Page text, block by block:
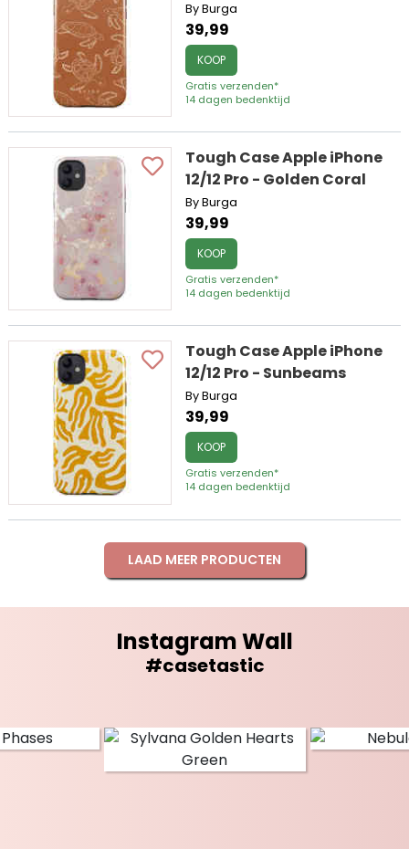
By Burga
39,99
KOOP
Gratis verzenden*
14 dagen bedenktijd
Tough Case Apple iPhone
12/12 Pro - Golden Coral
By Burga
39,99
KOOP
Gratis verzenden*
14 dagen bedenktijd
Tough Case Apple iPhone
12/12 Pro - Sunbeams
By Burga
39,99
KOOP
Gratis verzenden*
14 dagen bedenktijd
LAAD MEER PRODUCTEN
Instagram Wall
#casetastic